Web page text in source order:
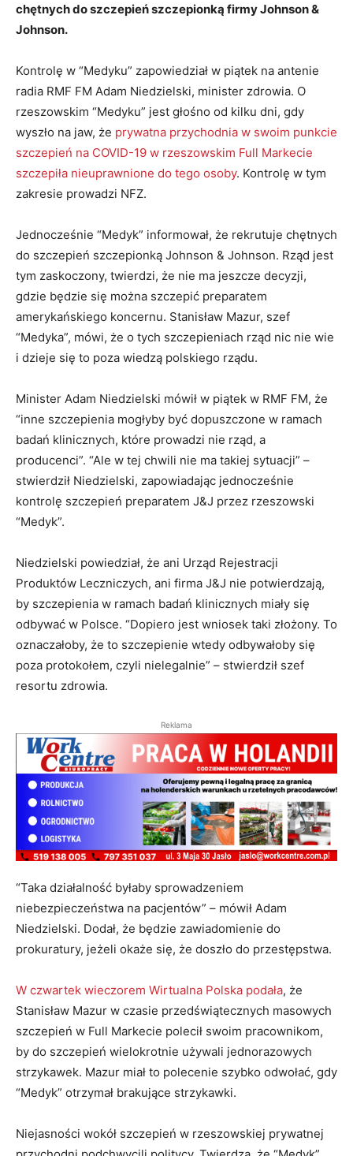
chętnych do szczepień szczepionką firmy Johnson &
Johnson.
Kontrolę w “Medyku” zapowiedział w piątek na antenie
radia RMF FM Adam Niedzielski, minister zdrowia. O
rzeszowskim “Medyku” jest głośno od kilku dni, gdy
wyszło na jaw, że prywatna przychodnia w swoim punkcie
szczepień na COVID-19 w rzeszowskim Full Markecie
szczepiła nieuprawnione do tego osoby. Kontrolę w tym
zakresie prowadzi NFZ.
Jednocześnie “Medyk” informował, że rekrutuje chętnych
do szczepień szczepionką Johnson & Johnson. Rząd jest
tym zaskoczony, twierdzi, że nie ma jeszcze decyzji,
gdzie będzie się można szczepić preparatem
amerykańskiego koncernu. Stanisław Mazur, szef
“Medyka”, mówi, że o tych szczepieniach rząd nic nie wie
i dzieje się to poza wiedzą polskiego rządu.
Minister Adam Niedzielski mówił w piątek w RMF FM, że
“inne szczepienia mogłyby być dopuszczone w ramach
badań klinicznych, które prowadzi nie rząd, a
producenci”. “Ale w tej chwili nie ma takiej sytuacji” –
stwierdził Niedzielski, zapowiadając jednocześnie
kontrolę szczepień preparatem J&J przez rzeszowski
“Medyk”.
Niedzielski powiedział, że ani Urząd Rejestracji
Produktów Leczniczych, ani firma J&J nie potwierdzają,
by szczepienia w ramach badań klinicznych miały się
odbywać w Polsce. “Dopiero jest wniosek taki złożony. To
oznaczałoby, że to szczepienie wtedy odbywałoby się
poza protokołem, czyli nielegalnie” – stwierdził szef
resortu zdrowia.
Reklama
“Taka działalność byłaby sprowadzeniem
niebezpieczeństwa na pacjentów” – mówił Adam
Niedzielski. Dodał, że będzie zawiadomienie do
prokuratury, jeżeli okaże się, że doszło do przestępstwa.
W czwartek wieczorem Wirtualna Polska podała, że
Stanisław Mazur w czasie przedświątecznych masowych
szczepień w Full Markecie polecił swoim pracownikom,
by do szczepień wielokrotnie używali jednorazowych
strzykawek. Mazur miał to polecenie szybko odwołać, gdy
“Medyk” otrzymał brakujące strzykawki.
Niejasności wokół szczepień w rzeszowskiej prywatnej